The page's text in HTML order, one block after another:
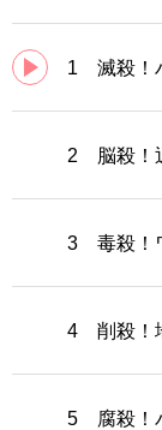
1 滅殺！
2 脳殺！
3 毒殺！
4 削殺！
5 腐殺！